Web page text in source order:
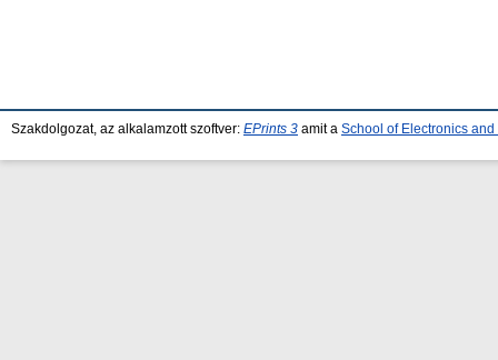
Szakdolgozat, az alkalamzott szoftver: EPrints 3 amit a School of Electronics